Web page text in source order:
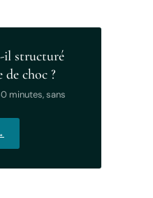
il structuré
choc ?
minutes, sans